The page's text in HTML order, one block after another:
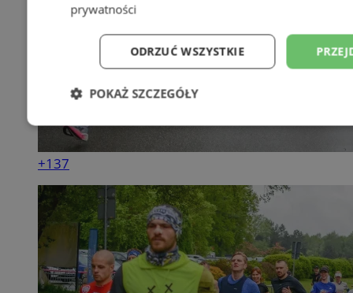
+137
prywatności
ODRZUĆ WSZYSTKIE
POKAŻ SZCZEGÓŁY
Niezbędne Wydajność
Niesklasyfikowane